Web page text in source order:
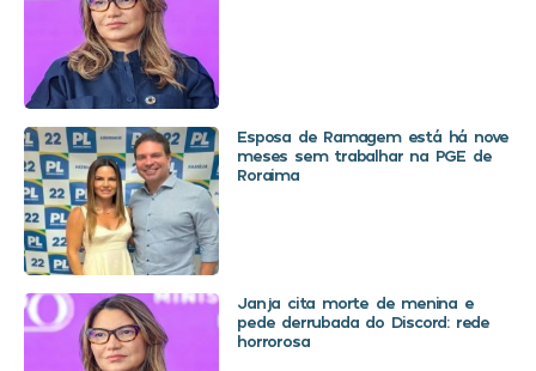
Esposa de Ramagem está há nove
meses sem trabalhar na PGE de
Roraima
Janja cita morte de menina e
pede derrubada do Discord: rede
horrorosa